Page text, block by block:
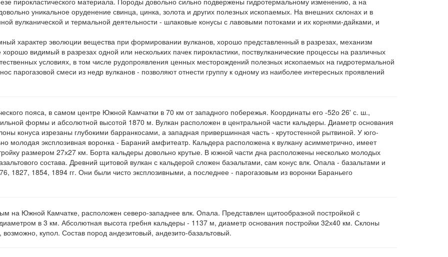
уникальное оруденение свинца, цинка, золота и других полезных ископаемых. На внешних склонах и в
вулканической и термальной деятельности - шлаковые конусы с лавовыми потоками и их корнями-дайками, и
характер эволюции вещества при формировании вулканов, хорошо представленный в разрезах, механизм
видимый в разрезах одной или нескольких пачек пирокластики, поствулканические процессы на различных
условиях, в том числе рудопроявления ценных месторождений полезных ископаемых на гидротермальной
парогазовой смеси из недр вулканов - позволяют отнести группу к одному из наиболее интересных проявлений
пояса, в самом центре Южной Камчатки в 70 км от западного побережья. Координаты его -52о 26' с. ш.,
формы и абсолютной высотой 1870 м. Вулкан расположен в центральной части кальдеры. Диаметр основания
конуса изрезаны глубокими барранкосами, а западная привершинная часть - крутостенной рытвиной. У юго-
молодая эксплозивная воронка - Бараний амфитеатр. Кальдера расположена к вулкану асимметрично, имеет
размером 27х27 км. Борта кальдеры довольно крутые. В южной части дна расположены несколько молодых
состава. Древний щитовой вулкан с кальдерой сложен баэальтами, сам конус влк. Опала - базальтами и
1827, 1854, 1894 гг. Они были чисто эксплозивными, а последнее - парогазовым из воронки Бараньего
на Южной Камчатке, расположен северо-западнее влк. Опала. Представлен щитообразной постройкой с
в 3 км. Абсолютная высота гребня кальдеры - 1137 м, диаметр основания постройки 32х40 км. Склоны
купол. Состав пород андезитовый, андезито-базальтовый.